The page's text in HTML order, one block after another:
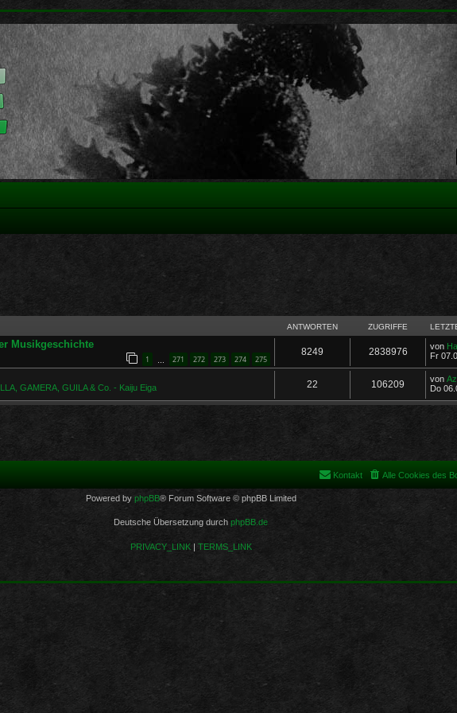
ANTWORTEN ZUGRIFFE
Musikgeschichte
1 271 272 273 274 275
8249 2838976 von
Fr
GAMERA, GUILA & Co. - Kaiju Eiga 22 106209 von
Do
Alle Cookies des
Kontakt
Powered by phpBB® Forum Software © phpBB Limited
Deutsche Übersetzung durch phpBB.de
PRIVACY_LINK| TERMS_LINK